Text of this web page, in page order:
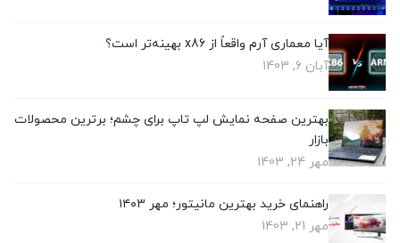
آیا معماری آرم واقعاً از x86 بهینه‌تر است؟
آبان 6, 1403
بهترین صفحه نمایش لپ تاپ برای چشم؛ برترین محصولات
بازار
مهر 24, 1403
راهنمای خرید بهترین مانیتور؛ مهر ۱۴۰۳
مهر 21, 1403